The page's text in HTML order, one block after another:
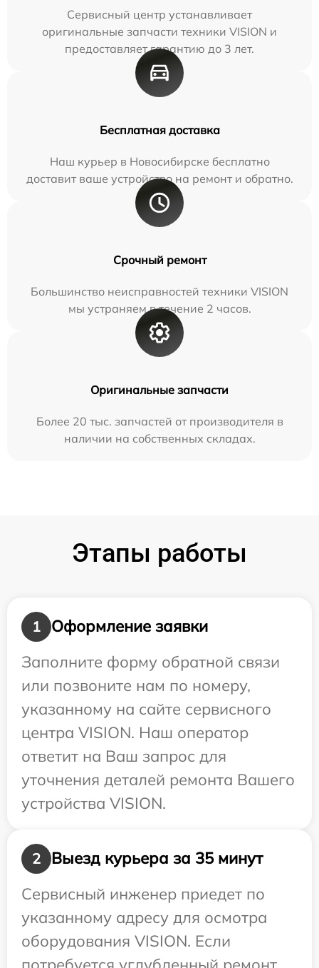
Сервисный центр устанавливает
оригинальные запчасти техники VISION и
предоставляет гарантию до 3 лет.
Бесплатная доставка
Наш курьер в Новосибирске бесплатно
доставит ваше устройство на ремонт и обратно.
Срочный ремонт
Большинство неисправностей техники VISION
мы устраняем в течение 2 часов.
Оригинальные запчасти
Более 20 тыс. запчастей от производителя в
наличии на собственных складах.
Этапы работы
1
Оформление заявки
Заполните форму обратной связи
или позвоните нам по номеру,
указанному на сайте сервисного
центра VISION. Наш оператор
ответит на Ваш запрос для
уточнения деталей ремонта Вашего
устройства VISION.
2
Выезд курьера за 35 минут
Сервисный инженер приедет по
указанному адресу для осмотра
оборудования VISION. Если